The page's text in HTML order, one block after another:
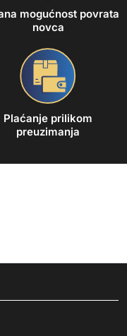
mogućnost povrata
novca
Plaćanje prilikom
preuzimanja